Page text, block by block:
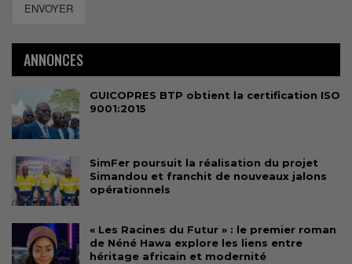
ENVOYER
ANNONCES
GUICOPRES BTP obtient la certification ISO
9001:2015
SimFer poursuit la réalisation du projet
Simandou et franchit de nouveaux jalons
opérationnels
« Les Racines du Futur » : le premier roman
de Néné Hawa explore les liens entre
héritage africain et modernité